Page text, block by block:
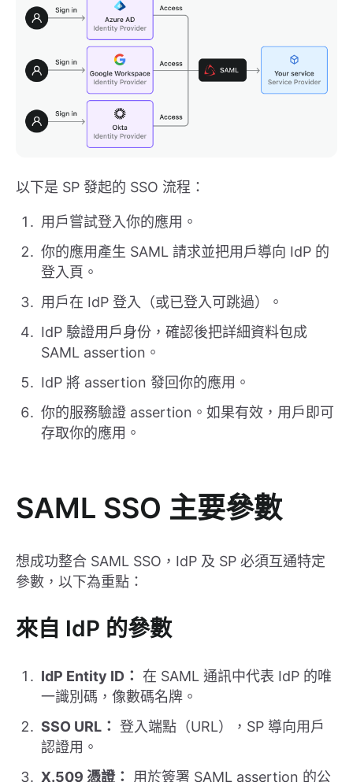
以下是 SP 發起的 SSO 流程：
用戶嘗試登入你的應用。
你的應用產生 SAML 請求並把用戶導向 IdP 的
登入頁。
用戶在 IdP 登入（或已登入可跳過）。
IdP 驗證用戶身份，確認後把詳細資料包成
SAML assertion。
IdP 將 assertion 發回你的應用。
你的服務驗證 assertion。如果有效，用戶即可
存取你的應用。
SAML SSO 主要參數
想成功整合 SAML SSO，IdP 及 SP 必須互通特定
參數，以下為重點：
來自 IdP 的參數
IdP Entity ID： 在 SAML 通訊中代表 IdP 的唯
一識別碼，像數碼名牌。
SSO URL： 登入端點（URL），SP 導向用戶
認證用。
X.509 憑證：
用於簽署 SAML assertion 的公